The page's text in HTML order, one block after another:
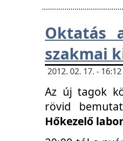
Oktatás
szakmai
2012. 02. 17. -
Az új tagok
rövid
Hőkezelő